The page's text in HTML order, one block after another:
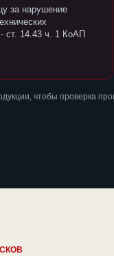
за нарушение
ст. 14.43 ч. 1 КоАП
чтобы проверка